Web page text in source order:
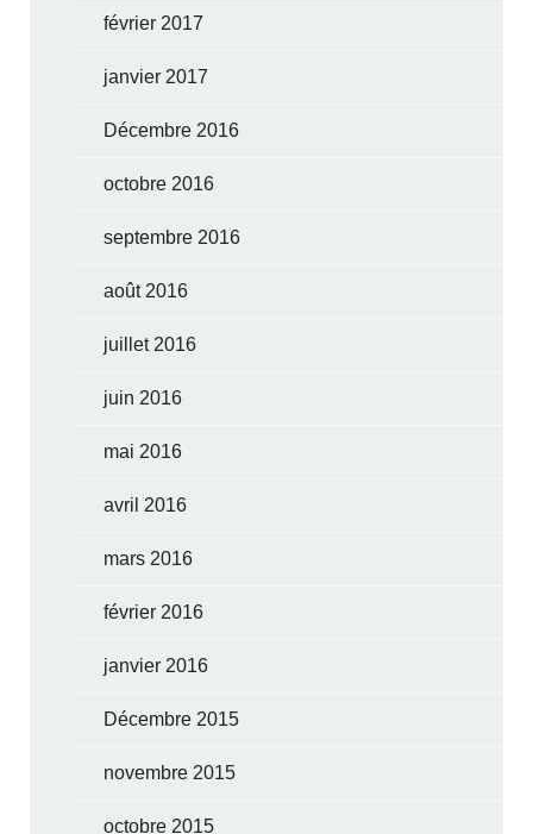
février 2017
janvier 2017
Décembre 2016
octobre 2016
septembre 2016
août 2016
juillet 2016
juin 2016
mai 2016
avril 2016
mars 2016
février 2016
janvier 2016
Décembre 2015
novembre 2015
octobre 2015